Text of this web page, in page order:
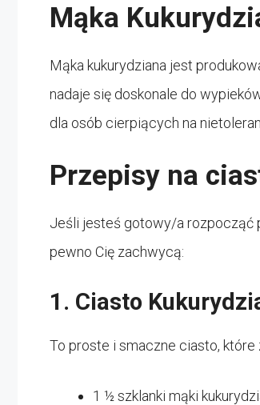
Mąka
Mąka kukurydziana jest
nadaje się doskonale do
dla osób cierpiących na
Przepisy na
Jeśli jesteś gotowy/a rozpocząć
pewno Cię zachwycą:
1. Ciasto
To proste i smaczne ciasto, które
1 ½ szklanki mąki